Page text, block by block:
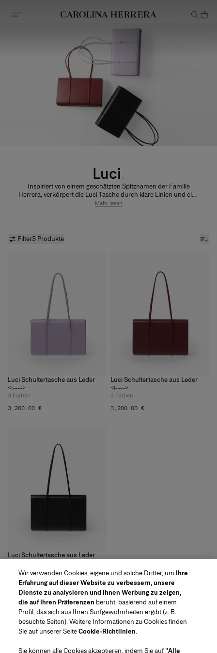
Erklärung zur Barrierefreiheit (Link)
Luci
Inspiriert von einem geschätzten Spitznamen der Familie
Herrera, verkörpert die Luci Tasche durch klare Linien und eine
raffinierte Silhouette dezente Eleganz. Sie wurde entworfen, um
Mehr lesen
Filter3 Produkte
Luci Schultertasche aus Leder
<!---->
3 Farben
‌3,200.00 €
Luci Schultertasche aus Leder
<!---->
3 Farben
‌3,200.00 €
Luci Schultertasche aus Leder
Farben
‌3,200.00 €
Wir verwenden Cookies, eigene und solche Dritter, um Ihre
Erfahrung auf dieser Website zu verbessern, unsere
Dienste zu analysieren und Ihnen Werbung zu zeigen,
die auf Ihren Präferenzen beruht, basierend auf einem
Profil, das sich aus Ihren Surfgewohnheiten ergibt (z. B.
besuchte Seiten). Weitere Informationen zu Cookies finden
Sie auf unserer SeiteCookie-Richtlinien.
Sie können alle Cookies akzeptieren, indem Sie auf "Alle